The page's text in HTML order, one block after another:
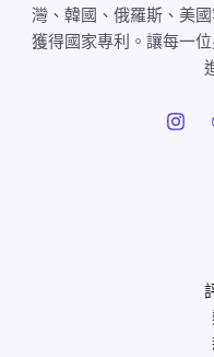
灣、韓國、俄羅斯、美
獲得國家專利。讓每一